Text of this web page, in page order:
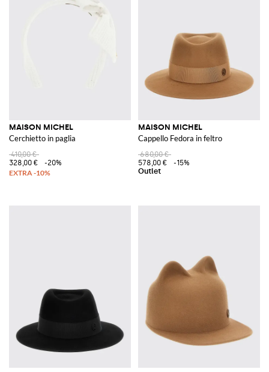
MAISON MICHEL
Cerchietto in paglia
410,00 €
328,00 €
-20%
MAISON MICHEL
Cappello Fedora in feltro
680,00 €
578,00 €
-15%